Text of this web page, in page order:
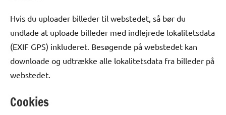
Hvis du uploader billeder til webstedet, så bør du
undlade at uploade billeder med indlejrede lokalitetsdata
(EXIF GPS) inkluderet. Besøgende på webstedet kan
downloade og udtrække alle lokalitetsdata fra billeder på
webstedet.
Cookies